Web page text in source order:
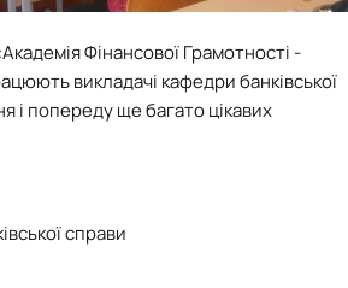
Фінансової Грамотності -
викладачі кафедри банківської
і попереду ще багато цікавих
справи